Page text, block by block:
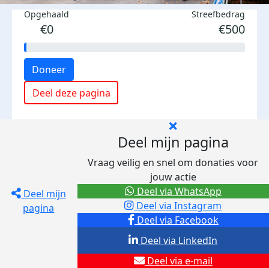
Opgehaald
€0
Streefbedrag
€500
Doneer
Deel deze pagina
Deel mijn
pagina
Deel mijn pagina
Vraag veilig en snel om donaties voor
jouw actie
Deel via Facebook
Deel via Instagram
Deel via e-mail
Deel via LinkedIn
Deel via WhatsApp